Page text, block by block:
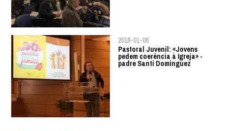
2018-01-06
Pastoral Juvenil: «Jovens
pedem coerência à Igreja» -
padre Santi Dominguez